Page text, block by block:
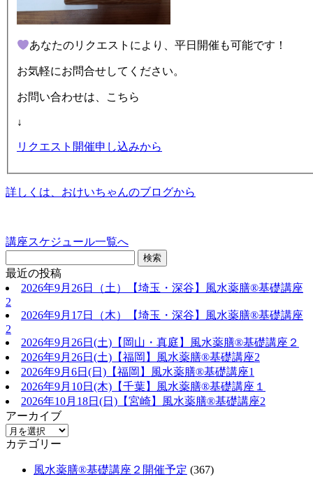
あなたのリクエストにより、平日開催も可能です！
お気軽にお問合せしてください。
お問い合わせは、こちら
↓
リクエスト開催申し込みから
詳しくは、おけいちゃんのブログから
講座スケジュール一覧へ
最近の投稿
2026年9月26日（土）【埼玉・深谷】風水薬膳®基礎講座
2
2026年9月17日（木）【埼玉・深谷】風水薬膳®基礎講座
2
2026年9月26日(土)【岡山・真庭】風水薬膳®基礎講座２
2026年9月26日(土)【福岡】風水薬膳®︎基礎講座2
2026年9月6日(日)【福岡】風水薬膳®︎基礎講座1
2026年9月10日(木)【千葉】風水薬膳®︎基礎講座１
2026年10月18日(日)【宮崎】風水薬膳®︎基礎講座2
アーカイブ
カテゴリー
風水薬膳®基礎講座２開催予定 (367)